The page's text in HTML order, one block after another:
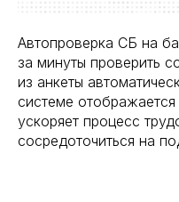
Автопроверка СБ на
за минуты проверить
из анкеты
системе
ускоряет процесс
сосредоточиться на